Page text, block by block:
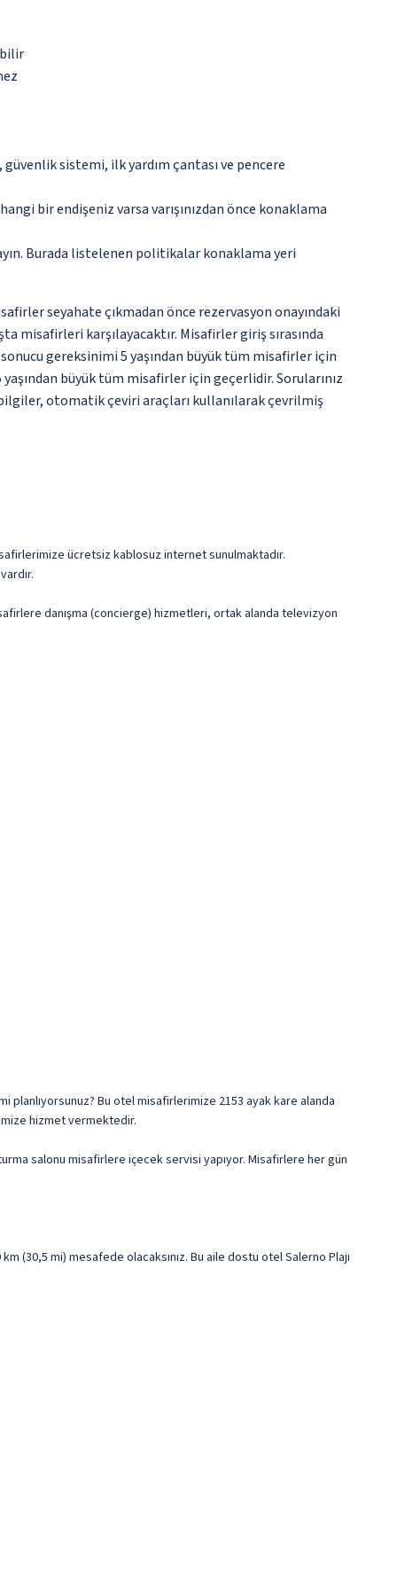
sistemi, ilk yardım çantası ve pencere
bir endişeniz varsa varışınızdan önce konaklama
Burada listelenen politikalar konaklama yeri
seyahate çıkmadan önce rezervasyon onayındaki
misafirleri karşılayacaktır. Misafirler giriş sırasında
gereksinimi 5 yaşından büyük tüm misafirler için
büyük tüm misafirler için geçerlidir. Sorularınız
otomatik çeviri araçları kullanılarak çevrilmiş
ücretsiz kablosuz internet sunulmaktadır.
danışma (concierge) hizmetleri, ortak alanda televizyon
Bu otel misafirlerimize 2153 ayak kare alanda
hizmet vermektedir.
salonu misafirlere içecek servisi yapıyor. Misafirlere her gün
(30,5 mi) mesafede olacaksınız. Bu aile dostu otel Salerno Plajı